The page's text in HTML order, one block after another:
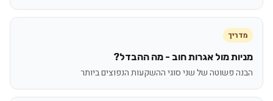
מדריך
מניות מול אגרות חוב - מה ההבדל?
הבנה פשוטה של שני סוגי ההשקעות הנפוצים ביותר